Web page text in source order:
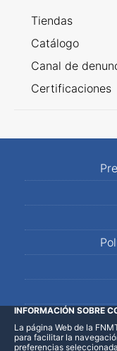
Tiendas
Catálogo
Canal de
Certificaciones
LinkedIn
INFORMACIÓN SOBRE
La página Web de la
para facilitar la
preferencias